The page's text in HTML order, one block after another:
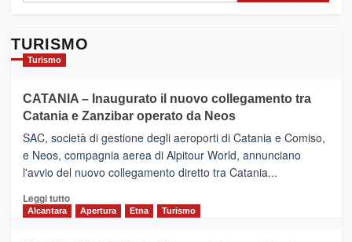
già
TURISMO
Turismo
CATANIA – Inaugurato il nuovo collegamento tra
Catania e Zanzibar operato da Neos
SAC, società di gestione degli aeroporti di Catania e Comiso,
e Neos, compagnia aerea di Alpitour World, annunciano
l'avvio del nuovo collegamento diretto tra Catania...
Leggi tuttoLeggi
Alcantara Apertura Etna Turismo